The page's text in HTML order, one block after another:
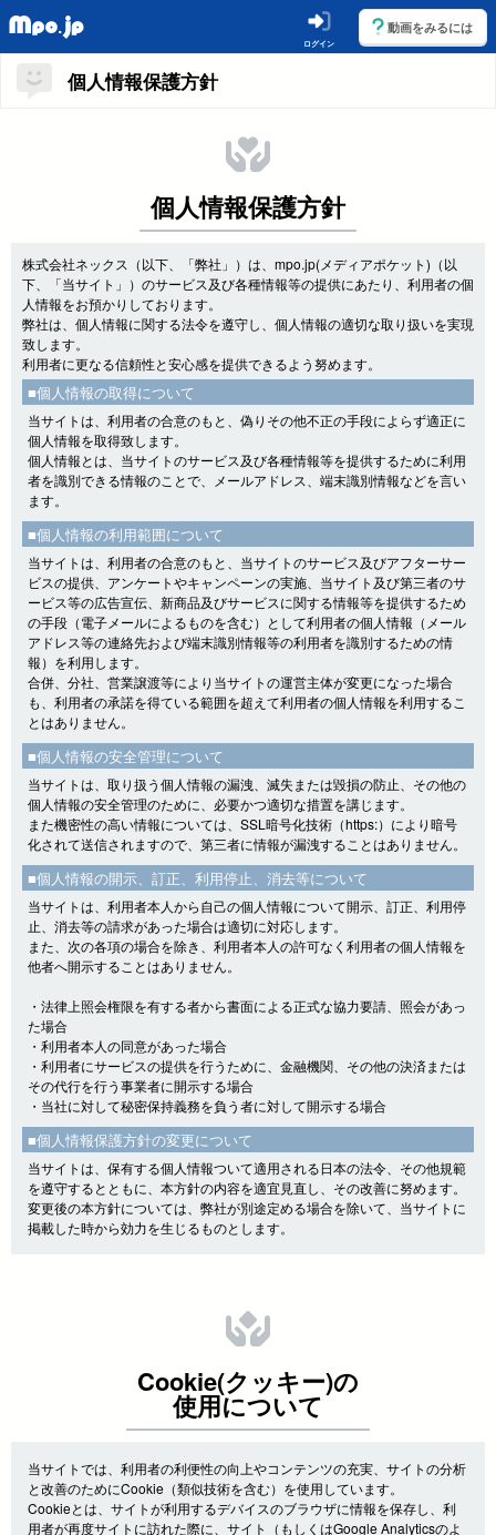
ログイン
動画をみるには
個人情報保護方針
個人情報保護方針
株式会社ネックス（以下、「弊社」）は、mpo.jp(メディアポケット)（以
下、「当サイト」）のサービス及び各種情報等の提供にあたり、利用者の個
人情報をお預かりしております。
弊社は、個人情報に関する法令を遵守し、個人情報の適切な取り扱いを実現
致します。
利用者に更なる信頼性と安心感を提供できるよう努めます。
■個人情報の取得について
当サイトは、利用者の合意のもと、偽りその他不正の手段によらず適正に
個人情報を取得致します。
個人情報とは、当サイトのサービス及び各種情報等を提供するために利用
者を識別できる情報のことで、メールアドレス、端末識別情報などを言い
ます。
■個人情報の利用範囲について
当サイトは、利用者の合意のもと、当サイトのサービス及びアフターサー
ビスの提供、アンケートやキャンペーンの実施、当サイト及び第三者のサ
ービス等の広告宣伝、新商品及びサービスに関する情報等を提供するため
の手段（電子メールによるものを含む）として利用者の個人情報（メール
アドレス等の連絡先および端末識別情報等の利用者を識別するための情
報）を利用します。
合併、分社、営業譲渡等により当サイトの運営主体が変更になった場合
も、利用者の承諾を得ている範囲を超えて利用者の個人情報を利用するこ
とはありません。
■個人情報の安全管理について
当サイトは、取り扱う個人情報の漏洩、滅失または毀損の防止、その他の
個人情報の安全管理のために、必要かつ適切な措置を講じます。
また機密性の高い情報については、SSL暗号化技術（https:）により暗号
化されて送信されますので、第三者に情報が漏洩することはありません。
■個人情報の開示、訂正、利用停止、消去等について
当サイトは、利用者本人から自己の個人情報について開示、訂正、利用停
止、消去等の請求があった場合は適切に対応します。
また、次の各項の場合を除き、利用者本人の許可なく利用者の個人情報を
他者へ開示することはありません。
・法律上照会権限を有する者から書面による正式な協力要請、照会があっ
た場合
・利用者本人の同意があった場合
・利用者にサービスの提供を行うために、金融機関、その他の決済または
その代行を行う事業者に開示する場合
・当社に対して秘密保持義務を負う者に対して開示する場合
■個人情報保護方針の変更について
当サイトは、保有する個人情報ついて適用される日本の法令、その他規範
を遵守するとともに、本方針の内容を適宜見直し、その改善に努めます。
変更後の本方針については、弊社が別途定める場合を除いて、当サイトに
掲載した時から効力を生じるものとします。
Cookie(クッキー)の
使用について
当サイトでは、利用者の利便性の向上やコンテンツの充実、サイトの分析
と改善のためにCookie（類似技術を含む）を使用しています。
Cookieとは、サイトが利用するデバイスのブラウザに情報を保存し、利
用者が再度サイトに訪れた際に、サイト（もしくはGoogle Analyticsのよ